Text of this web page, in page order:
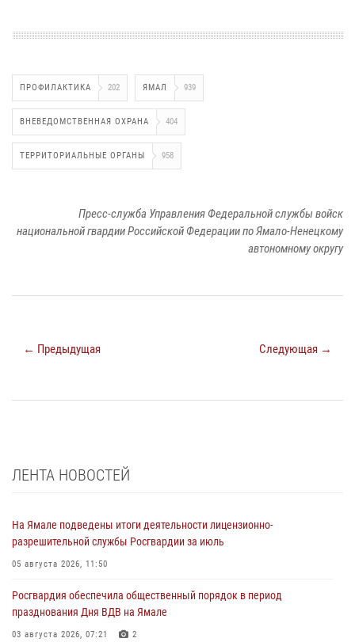
ПРОФИЛАКТИКА 202 ЯМАЛ 939
ВНЕВЕДОМСТВЕННАЯ ОХРАНА 404
ТЕРРИТОРИАЛЬНЫЕ ОРГАНЫ 958
Пресс-служба Управления Федеральной службы войск
национальной гвардии Российской Федерации по Ямало-Ненецкому
автономному округу
← Предыдущая Следующая →
ЛЕНТА НОВОСТЕЙ
На Ямале подведены итоги деятельности лицензионно-
разрешительной службы Росгвардии за июль
05 августа 2026, 11:50
Росгвардия обеспечила общественный порядок в период
празднования Дня ВДВ на Ямале
03 августа 2026, 07:21 2